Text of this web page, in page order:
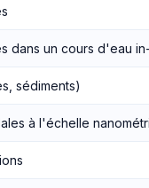
dans un cours d'eau
sédiments)
à l'échelle